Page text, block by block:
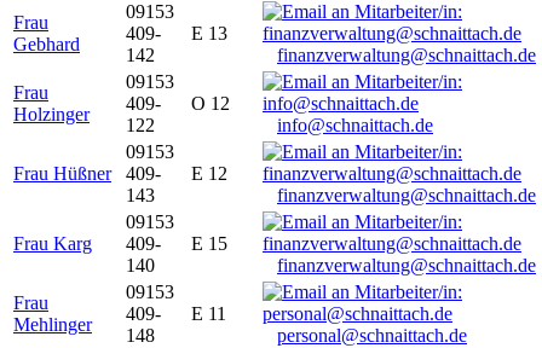
Frau
Gebhard
09153
409-
142
E 13
finanzverwaltung@schnaittach.de
Frau
Holzinger
09153
409-
122
O 12
info@schnaittach.de
Frau Hüßner
09153
409-
143
E 12
finanzverwaltung@schnaittach.de
Frau Karg
09153
409-
140
E 15
finanzverwaltung@schnaittach.de
Frau
Mehlinger
09153
409-
148
E 11
personal@schnaittach.de